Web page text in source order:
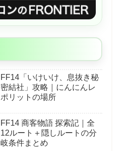
FF14「いけいけ、息抜き秘
密結社」攻略｜にんにんレ
ポリットの場所
FF14 商客物語 探索記｜全
12ルート＋隠しルートの分
岐条件まとめ